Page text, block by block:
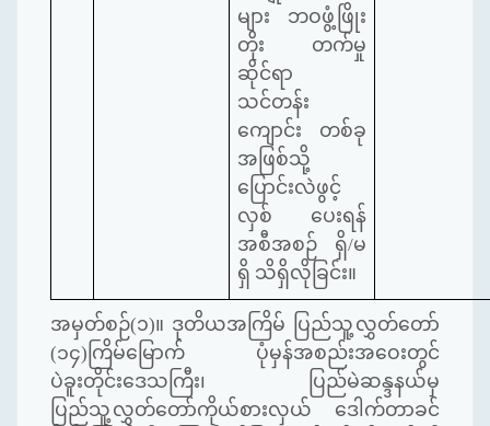
များ ဘဝဖွံ့ဖြိုး
တိုး တက်မှု
ဆိုင်ရာ
သင်တန်း
ကျောင်း တစ်ခု
အဖြစ်သို့
ပြောင်းလဲဖွင့်
လှစ် ပေးရန်
အစီအစဉ် ရှိ/မ
ရှိ သိရှိလိုခြင်း။
အမှတ်စဉ်(၁)။ ဒုတိယအကြိမ် ပြည်သူ့လွှတ်တော်
(၁၄) ကြိမ်မြောက် ပုံမှန်အစည်းအဝေးတွင်
ပဲခူးတိုင်းဒေသကြီး၊ ပြည်မဲဆန္ဒနယ်မှ
ပြည်သူ့လွှတ်တော်ကိုယ်စားလှယ် ဒေါက်တာခင်